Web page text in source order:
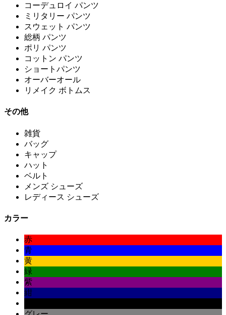
コーデュロイ パンツ
ミリタリー パンツ
スウェット パンツ
総柄 パンツ
ポリ パンツ
コットン パンツ
ショートパンツ
オーバーオール
リメイク ボトムス
その他
雑貨
バッグ
キャップ
ハット
ベルト
メンズ シューズ
レディース シューズ
カラー
赤
青
黄
緑
紫
紺